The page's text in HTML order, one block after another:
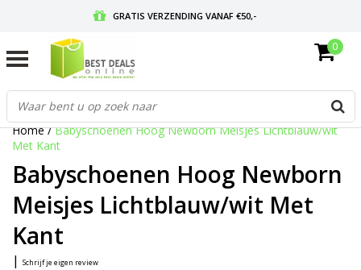
GRATIS VERZENDING VANAF €50,-
GRATIS RETOURNEREN EN 30 DAGEN BEDENKTIJD
0
Home/Babyschoenen Hoog Newborn Meisjes Lichtblauw/wit
Met Kant
Babyschoenen Hoog Newborn
Meisjes Lichtblauw/wit Met
Kant
| Schrijf je eigen review